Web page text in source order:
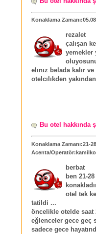
Konaklama
rezalet
çalışan
yemekler
elınız belada kalır
otelcılıkden
Bu otel hakkında
Konaklama Zamanı:21-
Acenta/
berbat
ben 21-
otel tek
tatildi ...
öncelikle otelde saat
eğlenceler gece geç
sadece gece